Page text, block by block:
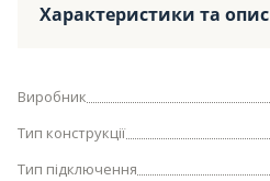
Характеристики та опис
Виробник
Тип конструкції
Тип підключення